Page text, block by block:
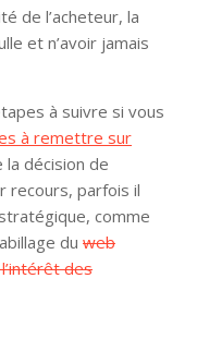
de l’acheteur, la
et n’avoir jamais
à suivre si vous
à remettre sur
la décision de
parfois il
comme
du web
des